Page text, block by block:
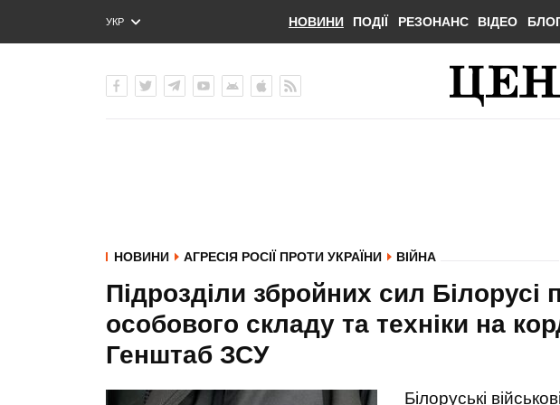
УКР
ENG
НОВИНИ ПОДІЇ РЕЗОНАНС ВІДЕО
НОВИНИ АГРЕСІЯ РОСІЇ ПРОТИ УКРАЇНИ ВІЙНА
Підрозділи збройних сил Білорусі
особового складу та техніки на
Генштаб ЗСУ
Білоруські